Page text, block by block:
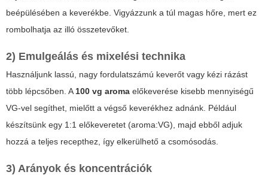
beépülésében a keverékbe. Vigyázzunk a túl magas hőre, mert ez
rombolhatja az illó összetevőket.
2) Emulgeálás és mixelési technika
Használjunk lassú, nagy fordulatszámú keverőt vagy kézi rázást
több lépcsőben. A 100 vg aroma előkeverése kisebb mennyiségű
VG-vel segíthet, mielőtt a végső keverékhez adnánk. Például
készítsünk egy 1:1 előkeveretet (aroma:VG), majd ebből adjuk
hozzá a teljes recepthez, így elkerülhető a csomósodás.
3) Arányok és koncentrációk